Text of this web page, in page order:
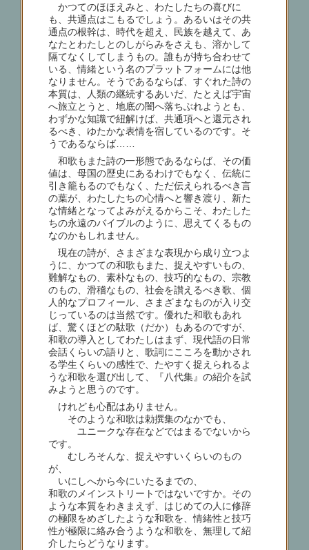
かつてのほほえみと、わたしたちの喜びに
も、共通点はこもるでしょう。あるいはその共
通点の根幹は、時代を超え、民族を越えて、あ
なたとわたしとのしがらみをさえも、溶かして
隔てなくしてしまうもの。誰もが持ち合わせて
いる、情緒という名のプラットフォームには他
なりません。そうであるならば、すぐれた詩の
本質は、人類の継続するあいだ、たとえば宇宙
へ旅立とうと、地底の闇へ落ちぶれようとも、
わずかな知識で紐解けば、共通項へと還元され
るべき、ゆたかな表情を宿しているのです。そ
うであるならば……
和歌もまた詩の一形態であるならば、その価
値は、母国の歴史にあるわけでもなく、伝統に
引き籠もるのでもなく、ただ伝えられるべき言
の葉が、わたしたちの心情へと響き渡り、新た
な情緒となってよみがえるからこそ、わたした
ちの永遠のバイブルのように、思えてくるもの
なのかもしれません。
現在の詩が、さまざまな表現から成り立つよ
うに、かつての和歌もまた、捉えやすいもの、
難解なもの、素朴なもの、技巧的なもの、宗教
のもの、滑稽なもの、社会を讃えるべき歌、個
人的なプロフィール、さまざまなものが入り交
じっているのは当然です。優れた和歌もあれ
ば、驚くほどの駄歌（だか）もあるのですが、
和歌の導入としてわたしはまず、現代語の日常
会話くらいの語りと、歌詞にこころを動かされ
る学生くらいの感性で、たやすく捉えられるよ
うな和歌を選び出して、『八代集』の紹介を試
みようと思うのです。
けれども心配はありません。
そのような和歌は勅撰集のなかでも、
ユニークな存在などではまるでないから
です。
むしろそんな、捉えやすいくらいのもの
が、
いにしへから今にいたるまでの、
和歌のメインストリートではないですか。その
ような本質をわきまえず、はじめての人に修辞
の極限をめざしたような和歌を、情緒性と技巧
性が極限に絡み合うような和歌を、無理して紹
介したらどうなります。